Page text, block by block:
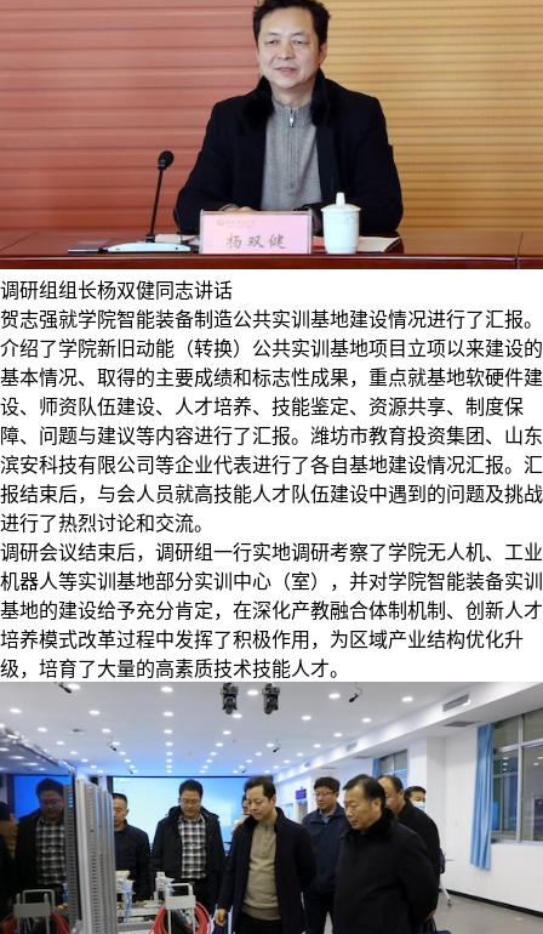
调研组组长杨双健同志讲话
贺志强就学院智能装备制造公共实训基地建设情况进行了汇报。
介绍了学院新旧动能（转换）公共实训基地项目立项以来建设的
基本情况、取得的主要成绩和标志性成果，重点就基地软硬件建
设、师资队伍建设、人才培养、技能鉴定、资源共享、制度保
障、问题与建议等内容进行了汇报。潍坊市教育投资集团、山东
滨安科技有限公司等企业代表进行了各自基地建设情况汇报。汇
报结束后，与会人员就高技能人才队伍建设中遇到的问题及挑战
进行了热烈讨论和交流。
调研会议结束后，调研组一行实地调研考察了学院无人机、工业
机器人等实训基地部分实训中心（室），并对学院智能装备实训
基地的建设给予充分肯定，在深化产教融合体制机制、创新人才
培养模式改革过程中发挥了积极作用，为区域产业结构优化升
级，培育了大量的高素质技术技能人才。